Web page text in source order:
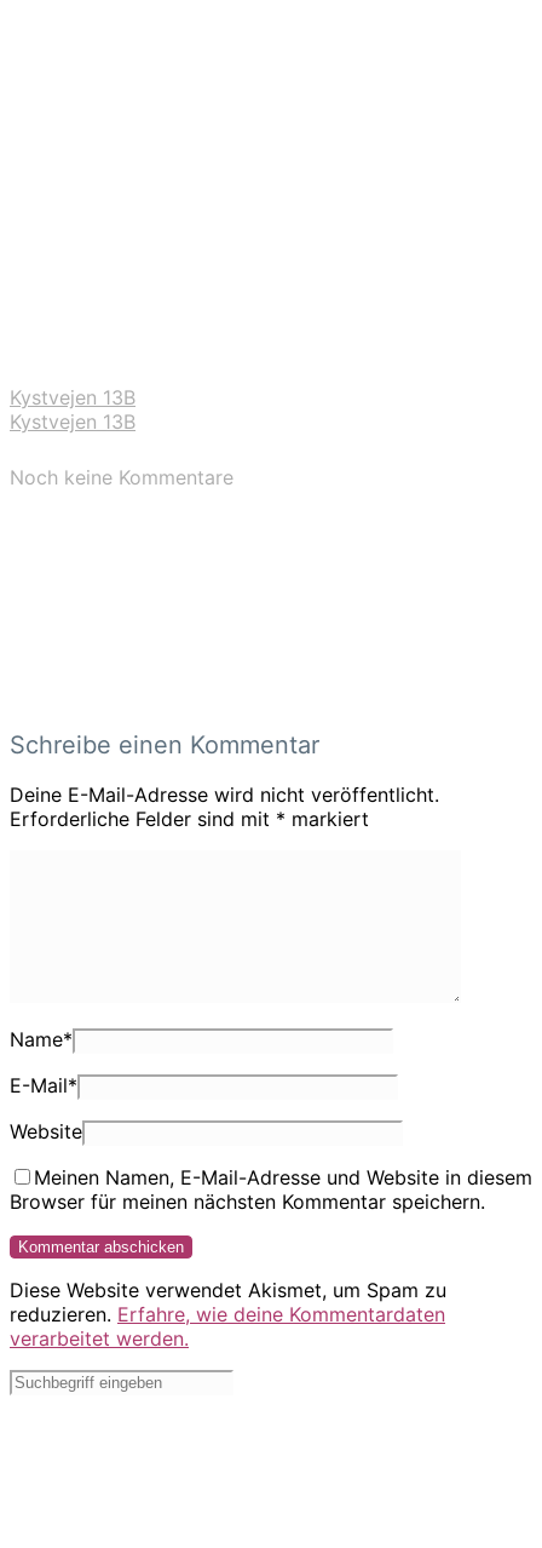
Kystvejen 13B
Kystvejen 13B
Noch keine Kommentare
Schreibe einen Kommentar
Deine E-Mail-Adresse wird nicht veröffentlicht.
Erforderliche Felder sind mit * markiert
Name*
E-Mail*
Website
Meinen Namen, E-Mail-Adresse und Website in diesem
Browser für meinen nächsten Kommentar speichern.
Diese Website verwendet Akismet, um Spam zu
reduzieren. Erfahre, wie deine Kommentardaten
verarbeitet werden.